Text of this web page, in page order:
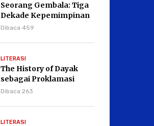
Seorang Gembala: Tiga
Dekade Kepemimpinan
Pdt. Dr. Yulius Daud di
Dibaca 459
LITERASI
The History of Dayak
sebagai Proklamasi
Dibaca 263
LITERASI